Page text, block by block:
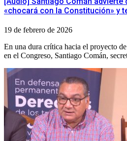
«chocará con la Constitución» y
19 de febrero de 2026
En una dura crítica hacia el proyecto
en el Congreso, Santiago Comán,